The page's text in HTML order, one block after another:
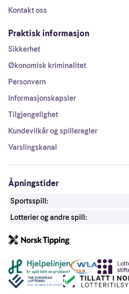
Kontakt oss
Praktisk informasjon
Sikkerhet
Økonomisk kriminalitet
Personvern
Informasjonskapsler
Tilgjengelighet
Kundevilkår og spilleregler
Varslingskanal
Åpningstider
Sportsspill:
Lotterier og andre spill:
Andre lenker